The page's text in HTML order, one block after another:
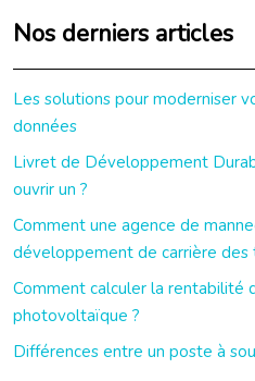
Nos derniers articles
Les solutions pour moderniser
données
Livret de Développement
ouvrir un ?
Comment une agence de
développement de carrière des
Comment calculer la rentabilité
photovoltaïque ?
Différences entre un poste à